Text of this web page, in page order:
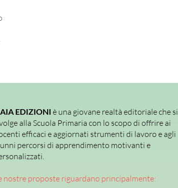
EDIZIONI è una giovane realtà editoriale che si
alla Scuola Primaria con lo scopo di offrire ai
efficaci e aggiornati strumenti di lavoro e agli
percorsi di apprendimento motivanti e
nostre proposte riguardano principalmente: